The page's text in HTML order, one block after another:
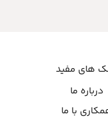
های مفید
درباره ما
با ما